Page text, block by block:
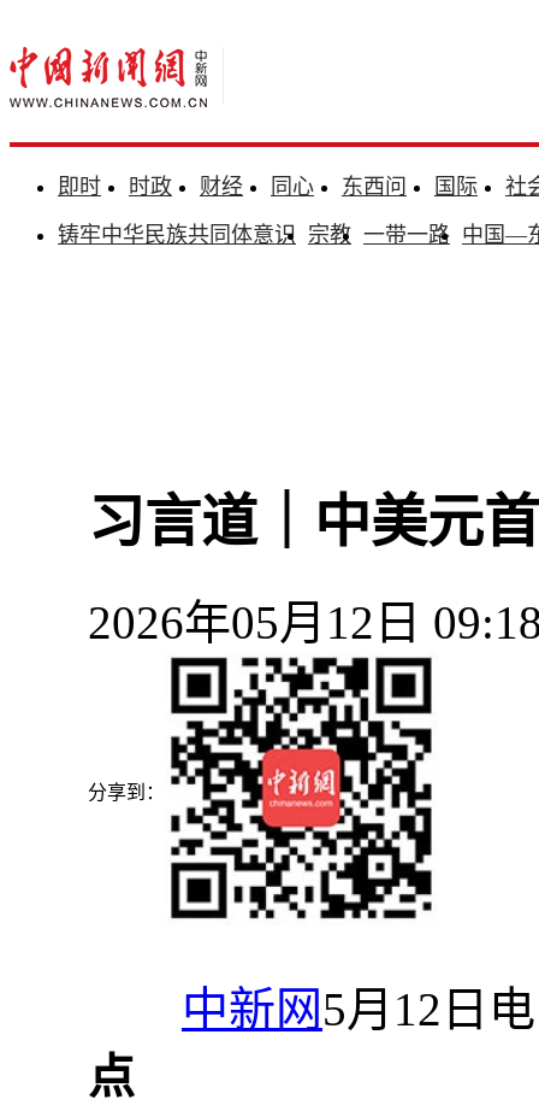
即时 时政 财经 同心 东西问 国际
社
铸牢中华民族共同体意识 宗教 一带一路 中国—
习言道｜中美元
2026年05月12日
分享到：
中新网5月12日
点